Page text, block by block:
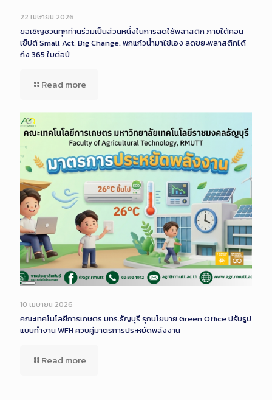
22 เมษายน 2026
ขอเชิญชวนทุกท่านร่วมเป็นส่วนหนึ่งในการลดใช้พลาสติก ภายใต้คอน
เซ็ปต์ Small Act, Big Change. พกแก้วน้ำมาใช้เอง ลดขยะพลาสติกได้
ถึง 365 ใบต่อปี
Read more
Long
Description
10 เมษายน 2026
คณะเทคโนโลยีการเกษตร มทร.ธัญบุรี รุกนโยบาย Green Office ปรับรูป
แบบทำงาน WFH ควบคู่มาตรการประหยัดพลังงาน
Read more